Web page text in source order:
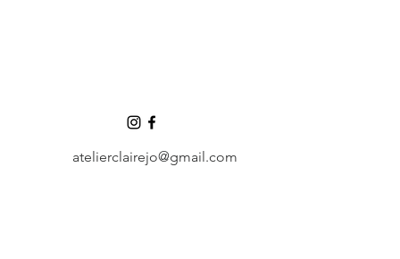
atelierclairejo@gmail.com